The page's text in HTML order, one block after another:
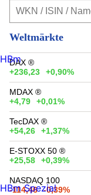
Weltmärkte
DAX ®
+236,23
+0,90%
MDAX ®
+4,79
+0,01%
TecDAX ®
+54,26
+1,37%
E-STOXX 50 ®
+25,58
+0,39%
NASDAQ 100
-114,46
-0,39%
HBm
HBm Spezial